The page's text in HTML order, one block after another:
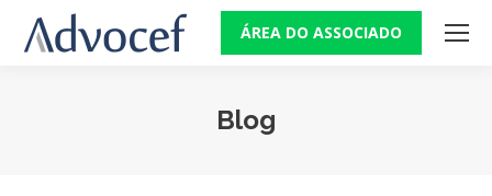
ÁREA DO ASSOCIADO
Blog